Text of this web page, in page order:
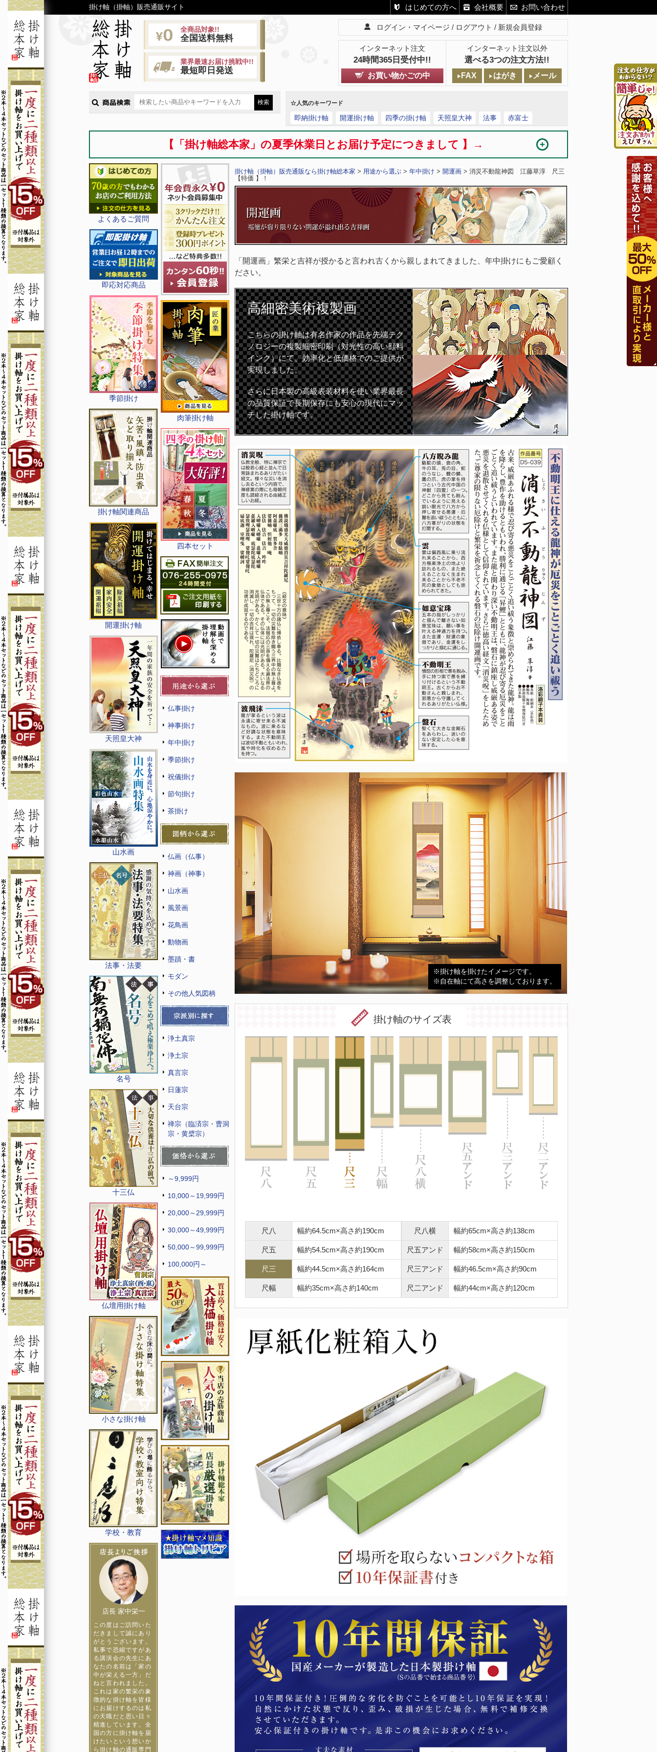
掛け軸（掛軸）販売通販サイト はじめての方へ 会社概要 お問い合わせ
全商品対象!!
全国送料無料
業界最速お届け挑戦中!!
最短即日発送
ログイン・マイページ ログアウト 新規会員登録
インターネット注文
24時間365日受付中!!
インターネット注文以外
選べる3つの注文方法!!
お買い物かごの中 FAX はがき メール
☆人気のキーワード
即納掛け軸 開運掛け軸 四季の掛け軸 天照皇大神 法事 赤富士
【「掛け軸総本家」の夏季休業日とお届け予定につきまして 】→
よくあるご質問
即応対応商品
季節掛け
掛け軸関連商品
開運掛け軸
天照皇大神
山水画
法事・法要
名号
十三仏
仏壇用掛け軸
小さな掛け軸
学校・教育
店長 家中栄一
この度はご訪問いた
だきまして誠にあり
がとうございます。
私事で恐縮ですがあ
る講演会の先生にあ
なたの名前は「家の
中が栄える一方」だ
ねと言われました。
これは家の繁栄の象
徴的な掛け軸を皆様
にお届けするのは私
の天職だと思い日々
精進しています。全
国の方に掛け軸を届
けたいという想いか
ら掛け軸の通販専門
肉筆掛け軸
四本セット
仏事掛け
神事掛け
年中掛け
季節掛け
祝儀掛け
節句掛け
茶掛け
仏画（仏事）
神画（神事）
山水画
風景画
花鳥画
動物画
墨蹟・書
モダン
その他人気図柄
浄土真宗
浄土宗
真言宗
日蓮宗
天台宗
禅宗（臨済宗・曹洞
宗・黄檗宗）
～9,999円
10,000～19,999円
20,000～29,999円
30,000～49,999円
50,000～99,999円
100,000円～
掛け軸（掛軸）販売通販なら掛け軸総本家 > 用途から選ぶ > 年中掛け > 開運画 > 消災不動龍神図 江藤草淳 尺三
【特価 】！
「開運画」繁栄と吉祥が授かると言われ古くから親しまれてきました、年中掛けにもご愛顧く
ださい。
高細密美術複製画
こちらの掛け軸は有名作家の作品を先端テク
ノロジーの複製細密印刷（対光性の高い顔料
インク）にて、効率化と低価格でのご提供が
実現しました。
さらに日本製の高級表装材料を使い業界最長
の品質保証で長期保存にも安心の現代にマッ
チした掛け軸です。
※掛け軸を掛けたイメージです。
※自在軸にて高さを調整しております。
掛け軸のサイズ表
尺八 幅約64.5cm×高さ約190cm
尺五 幅約54.5cm×高さ約190cm
尺三 幅約44.5cm×高さ約164cm
尺幅 幅約35cm×高さ約140cm
尺八横 幅約65cm×高さ約138cm
尺五アンド 幅約58cm×高さ約150cm
尺三アンド 幅約46.5cm×高さ約90cm
尺二アンド 幅約44cm×高さ約120cm